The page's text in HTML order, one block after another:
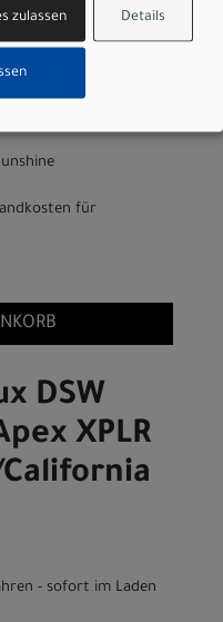
- sofort im Laden
für
DSW
XPLR
- sofort im Laden
Details
zulassen